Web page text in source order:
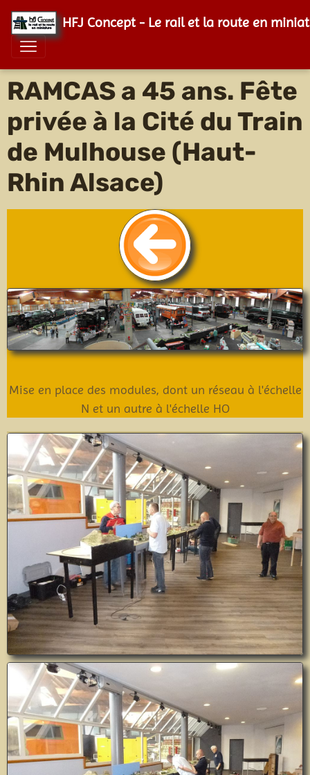
HFJ Concept - Le rail et la route en
RAMCAS a 45 ans. Fête
privée à la Cité du Train
de Mulhouse (Haut-
Rhin Alsace)
Mise en place des modules, dont un réseau à l'échelle
N et un autre à l'échelle HO